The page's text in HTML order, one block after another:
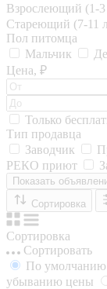
Взрослеющий (1-3
Стареющий (7-11
Пол питомца
Мальчик
Цена, ₽
Только
Тип продавца
Заводчик
РЕКО приют
Показать
Сортировка
Сортировка
Сортировать
По умолчанию
убыванию цены